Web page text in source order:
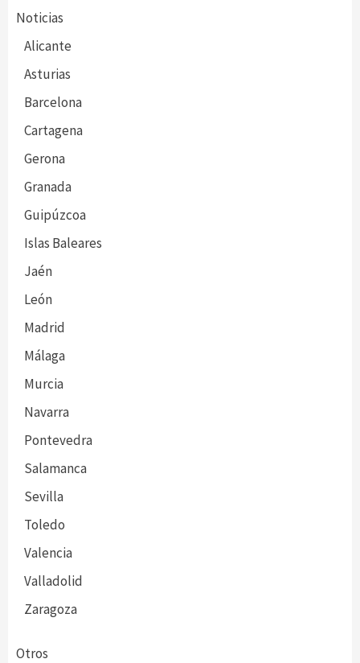
Noticias
Alicante
Asturias
Barcelona
Cartagena
Gerona
Granada
Guipúzcoa
Islas Baleares
Jaén
León
Madrid
Málaga
Murcia
Navarra
Pontevedra
Salamanca
Sevilla
Toledo
Valencia
Valladolid
Zaragoza
Otros